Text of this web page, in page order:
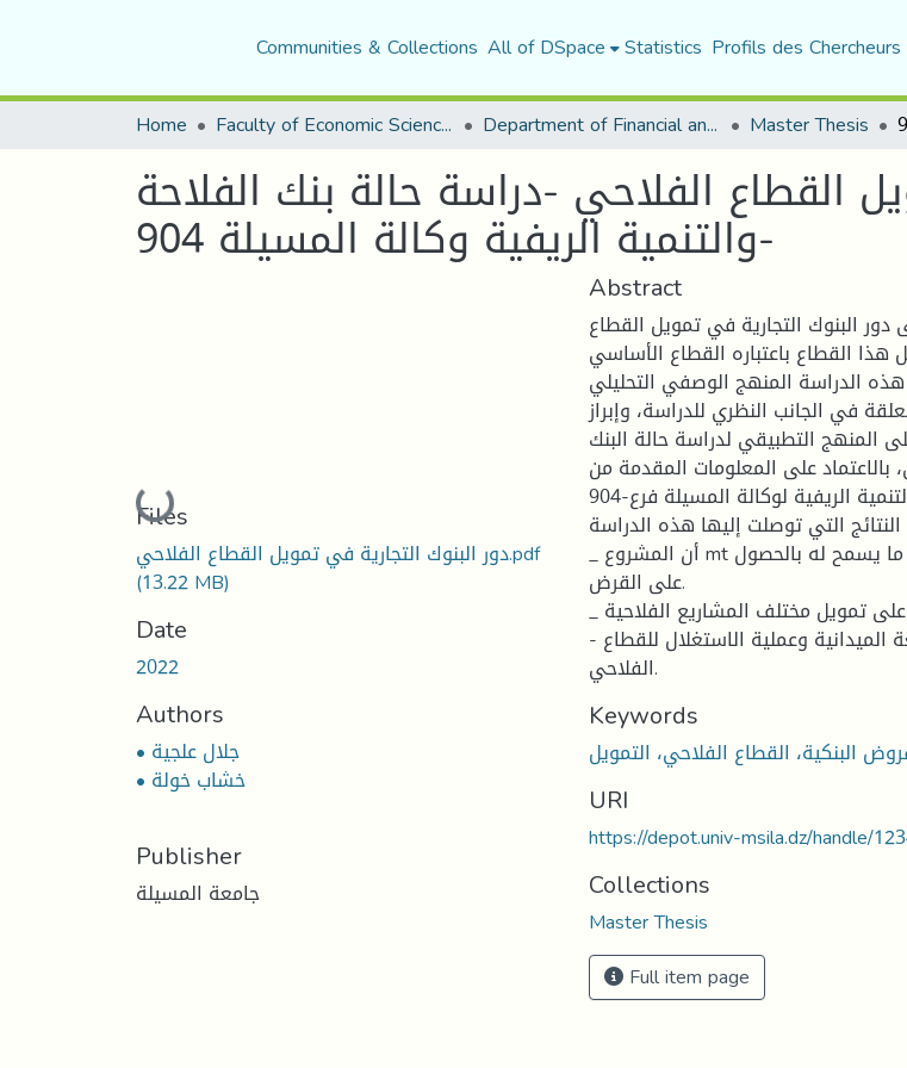
Communities & Collections All of DSpace Statistics Profils des Chercheurs
Home Faculty of Economic Sciences, Commerce and Management Sciences Department of Financial and Accounting Sciences Master Thesis
القطاع الفلاحي -دراسة حالة بنك الفلاحة
والتنمية الريفية وكالة المسيلة 904-
Loading...
Files
دور البنوك التجارية في تمويل القطاع الفلاحي.pdf
(13.22 MB)
Date
2022
Authors
• جلال علجية
• خشاب خولة
Publisher
جامعة المسيلة
Abstract
البنوك التجارية في تمويل القطاع
القطاع باعتباره القطاع الأساسي
الدراسة المنهج الوصفي التحليلي
في الجانب النظري للدراسة، وإبراز
المنهج التطبيقي لدراسة حالة البنك
بالاعتماد على المعلومات المقدمة من
طرف بنك الفلاحة والتنمية الريفية لوكالة المسيلة فرع-904-
التي توصلت إليها هذه الدراسة:
_ أن المشروع mt له قدرة عالية على تسديد ديونه، وهذا ما يسمح له بالحصول
على القرض.
_ يساعد بنك الفلاحة والتنمية الريفية على تمويل مختلف المشاريع الفلاحية.
- ضرورة انشاء هيئات خاصة للمتابعة الميدانية وعملية الاستغلال للقطاع
الفلاحي.
Keywords
URI
https://depot.univ-msila.dz/handle/
Collections
Master Thesis
Full item page